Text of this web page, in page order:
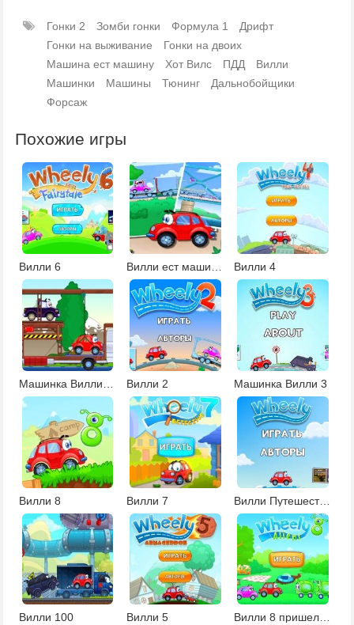
Гонки 2 Зомби гонки Формула 1
Дрифт
Гонки на выживание
Гонки на двоих
Машина ест машину
Хот Вилс ПДД
Вилли
Машинки
Машины Тюнинг
Дальнобойщики
Форсаж
Похожие игры
Вилли 6 Вилли 4
Вилли 2 Машинка Вилли 3
Вилли 8 Вилли 7 Вилли Путешествия во времени
Вилли 100 Вилли 5 Вилли 8 пришельцы